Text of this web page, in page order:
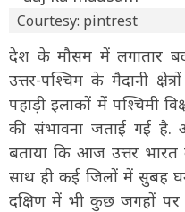
Courtesy: pintrest
देश के मौसम में लगातार
उत्तर-पश्चिम के मैदानी
पहाड़ी इलाकों में पश्चिमी
की संभावना जताई गई है.
बताया कि आज उत्तर भारत
साथ ही कई जिलों में सुबह
दक्षिण में भी कुछ जगहों पर